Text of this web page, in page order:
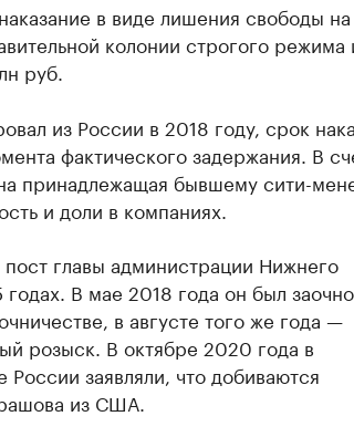
в виде лишения свободы
колонии строгого режима
руб.
из России в 2018 году, срок
фактического задержания. В
принадлежащая бывшему сити-
и доли в компаниях.
главы администрации Нижнего
В мае 2018 года он был заочно
в августе того же года —
розыск. В октябре 2020 года в
России заявляли, что добиваются
из США.